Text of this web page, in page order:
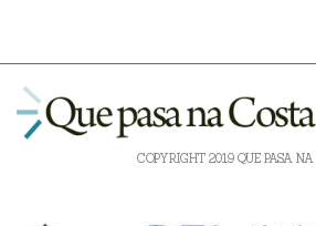
COPYRIGHT 2019 QUE PASA